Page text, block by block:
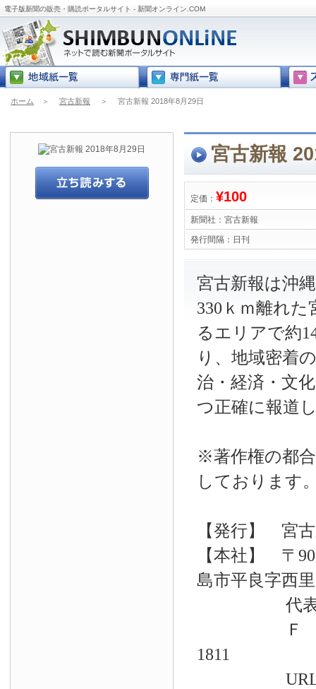
電子版新聞の販売・購読ポータルサイト - 新聞オンライン.COM
ホーム ＞ 宮古新報 ＞ 宮古新報 2018年8月29日
宮古新報
定価： ¥100
新聞社： 宮古新報
発行間隔： 日刊
宮古新報は沖
330ｋｍ離れ
るエリアで約
り、地域密着
治・経済・文
つ正確に報道
※著作権の都
しております
【発行】 宮
【本社】 〒
島市平良字西
代表電話
Ｆ Ａ
1811
URL